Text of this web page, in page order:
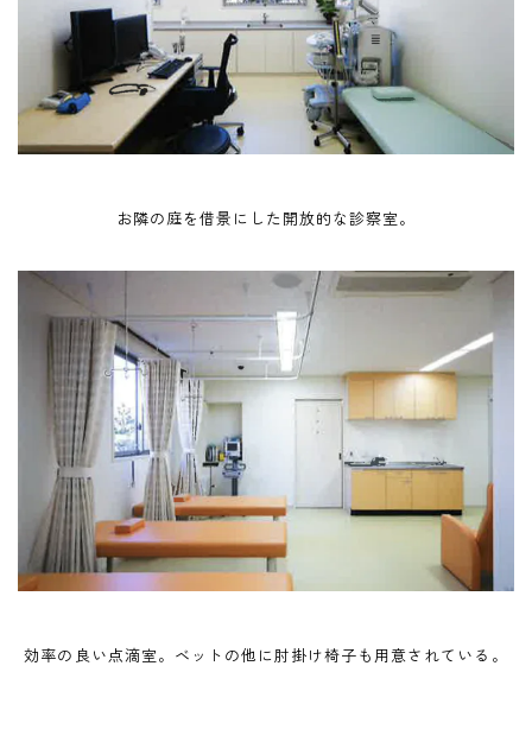
お隣の庭を借景にした開放的な診察室。
効率の良い点滴室。ベットの他に肘掛け椅子も用意されている。